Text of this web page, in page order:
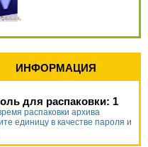
ИНФОРМАЦИЯ
для распаковки: 1
распаковки архива
единицу в качестве пароля и